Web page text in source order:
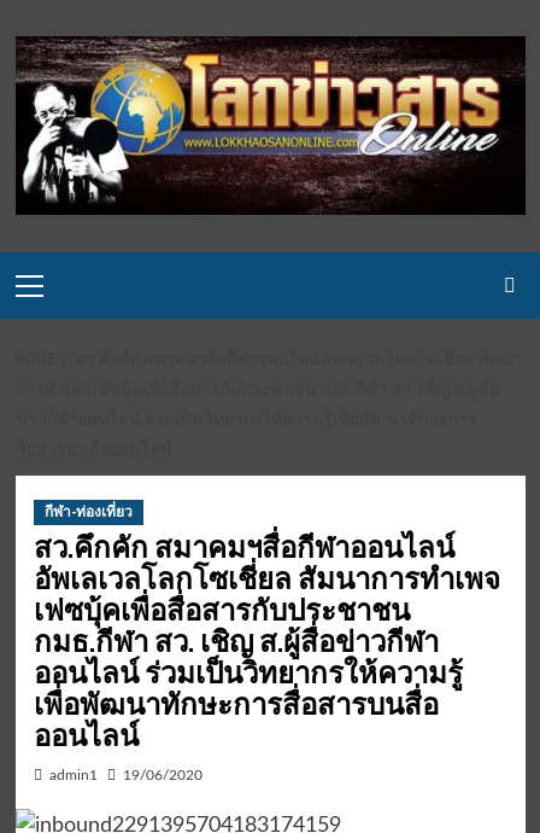
to
content
Menu
กีฬา-ท่องเที่ยว
สว.คึกคัก สมาคมฯสื่อกีฬาออนไลน์
อัพเลเวลโลกโซเชี่ยล สัมนาการทำเพจ
เฟซบุ้คเพื่อสื่อสารกับประชาชน
กมธ.กีฬา สว. เชิญ ส.ผู้สื่อข่าวกีฬา
ออนไลน์ ร่วมเป็นวิทยากรให้ความรู้
เพื่อพัฒนาทักษะการสื่อสารบนสื่อ
ออนไลน์
admin1 19/06/2020